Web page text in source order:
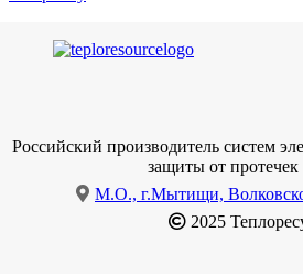
Российский производитель систем
защиты от
М.О., г.Мытищи,
2025